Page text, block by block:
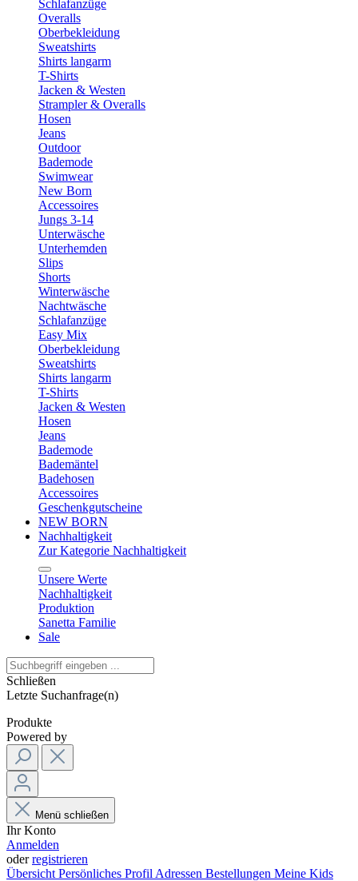
Schlafanzüge
Overalls
Oberbekleidung
Sweatshirts
Shirts langarm
T-Shirts
Jacken & Westen
Strampler & Overalls
Hosen
Jeans
Outdoor
Bademode
Swimwear
New Born
Accessoires
Jungs 3-14
Unterwäsche
Unterhemden
Slips
Shorts
Winterwäsche
Nachtwäsche
Schlafanzüge
Easy Mix
Oberbekleidung
Sweatshirts
Shirts langarm
T-Shirts
Jacken & Westen
Hosen
Jeans
Bademode
Bademäntel
Badehosen
Accessoires
Geschenkgutscheine
NEW BORN
Nachhaltigkeit
Zur Kategorie Nachhaltigkeit
Unsere Werte
Nachhaltigkeit
Produktion
Sanetta Familie
Sale
Schließen
Letzte Suchanfrage(n)
Produkte
Powered by
Menü schließen
Ihr Konto
Anmelden
oderregistrieren
Übersicht Persönliches Profil Adressen Bestellungen Meine Kids